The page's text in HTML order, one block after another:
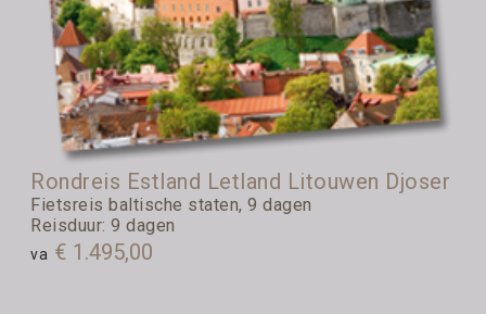
Rondreis Estland Letland Litouwen Djoser
Fietsreis baltische staten, 9 dagen
Reisduur: 9 dagen
va € 1.495,00